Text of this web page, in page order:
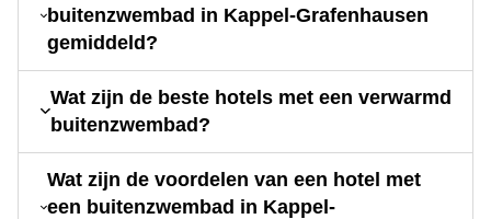
buitenzwembad in Kappel-Grafenhausen
gemiddeld?
Wat zijn de beste hotels met een verwarmd
buitenzwembad?
Wat zijn de voordelen van een hotel met
een buitenzwembad in Kappel-